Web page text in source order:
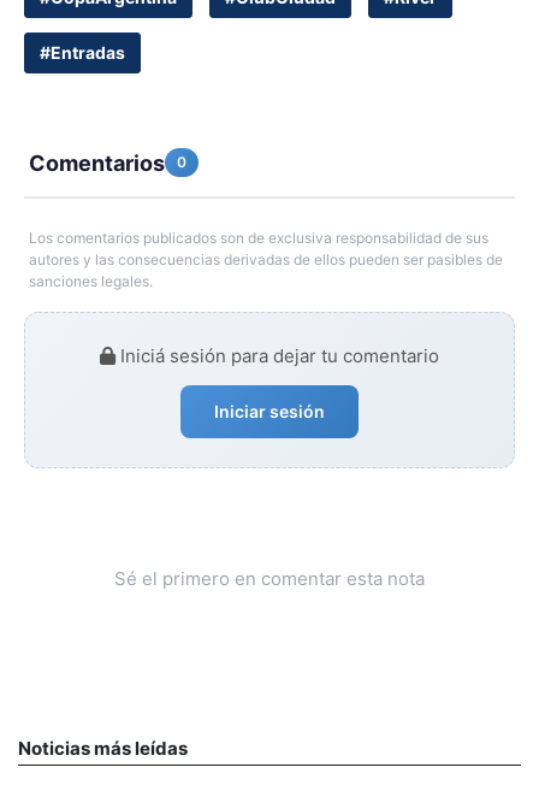
#Entradas
Comentarios 0
Los comentarios publicados son de exclusiva responsabilidad de sus
autores y las consecuencias derivadas de ellos pueden ser pasibles de
sanciones legales.
Iniciá sesión para dejar tu comentario
Iniciar sesión
Sé el primero en comentar esta nota
Noticias más leídas